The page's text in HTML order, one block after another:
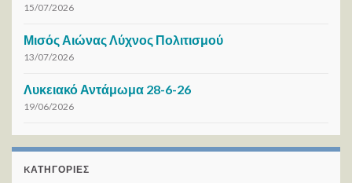
15/07/2026
Μισός Αιώνας Λύχνος Πολιτισμού
13/07/2026
Λυκειακό Αντάμωμα 28-6-26
19/06/2026
KΑΤΗΓΟΡΊΕΣ